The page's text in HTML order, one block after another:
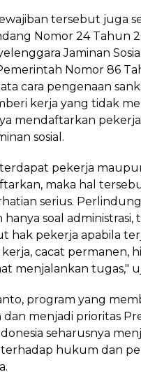
tersebut juga
Nomor 24 Tahun
Jaminan
Nomor 86
cara pengenaan
kerja yang tidak
mendaftarkan
sosial.
pekerja
maka hal
serius.
hanya soal administrasi,
hak pekerja apabila
cacat permanen,
menjalankan tugas,"
program yang
menjadi prioritas
seharusnya
hukum dan